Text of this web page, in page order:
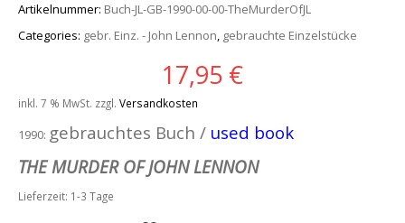
Artikelnummer: Buch-JL-GB-1990-00-00-TheMurderOfJL
Categories: gebr. Einz. - John Lennon, gebrauchte Einzelstücke
17,95 €
inkl. 7 % MwSt. zzgl. Versandkosten
1990: gebrauchtes Buch / used book
THE MURDER OF JOHN LENNON
Lieferzeit: 1-3 Tage